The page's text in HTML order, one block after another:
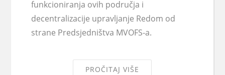
funkcioniranja ovih područja i
decentralizacije upravljanje Redom od
strane Predsjedništva MVOFS-a.
PROČITAJ VIŠE